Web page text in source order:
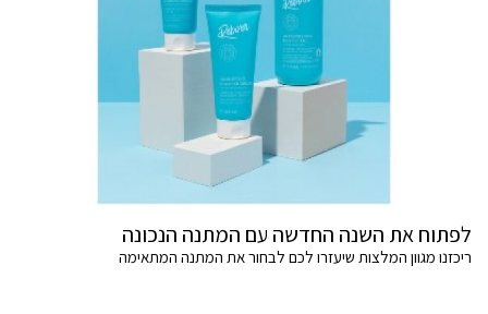
לפתוח את השנה החדשה עם המתנה הנכונה
ריכזנו מגוון המלצות שיעזרו לכם לבחור את המתנה המתאימה